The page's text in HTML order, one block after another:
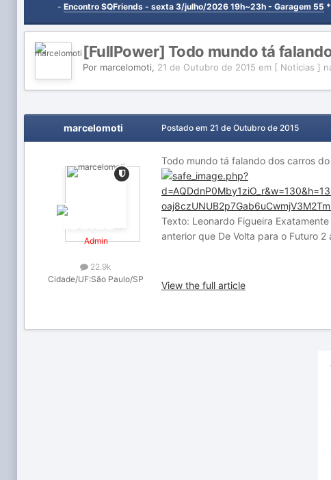
- Encontro SQFriends - sexta 3/julho/2026 19h~23h - Garagem 55
[FullPower] Todo mundo tá
Por marcelomoti, 21 de Outubro de 2015 em [ Notícias ]
marcelomoti
Admin
22.9k
Cidade/UF:São Paulo/SP
Postado em 21 de Outubro de 2015
Todo mundo tá falando dos carros
Texto: Leonardo Figueira
anterior que De Volta para o Futuro 2
View the full article